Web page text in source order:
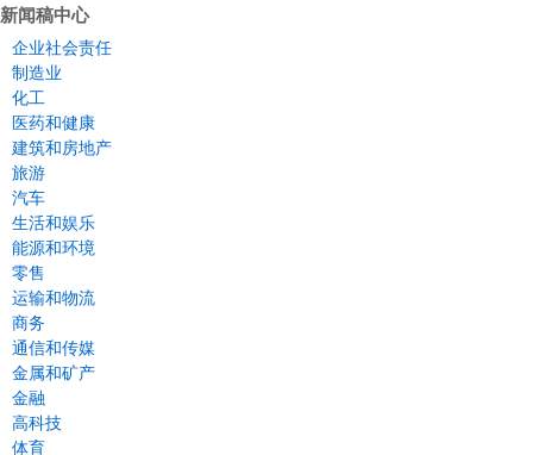
新闻稿中心
企业社会责任
制造业
化工
医药和健康
建筑和房地产
旅游
汽车
生活和娱乐
能源和环境
零售
运输和物流
商务
通信和传媒
金属和矿产
金融
高科技
体育